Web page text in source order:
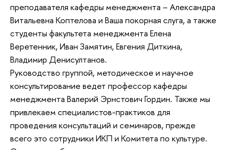
преподавателя кафедры менеджмента – Александра
Витальевна Коптелова и Ваша покорная слуга, а также
студенты факультета менеджмента Елена
Веретенник, Иван Замятин, Евгения Диткина,
Владимир Денисултанов.
Руководство группой, методическое и научное
консультирование ведет профессор кафедры
менеджмента Валерий Эрнстович Гордин. Также мы
привлекаем специалистов-практиков для
проведения консультаций и семинаров, прежде
всего это сотрудники ИКП и Комитета по культуре.